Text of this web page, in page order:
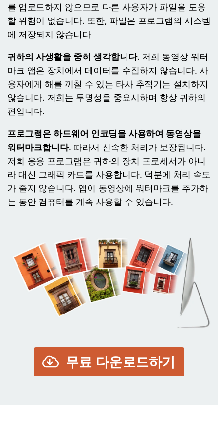
를 업로드하지 않으므로 다른 사용자가 파일을 도용
할 위험이 없습니다. 또한, 파일은 프로그램의 시스템
에 저장되지 않습니다.
귀하의 사생활을 중히 생각합니다. 저희 동영상 워터
마크 앱은 장치에서 데이터를 수집하지 않습니다. 사
용자에게 해를 끼칠 수 있는 타사 추적기는 설치하지
않습니다. 저희는 투명성을 중요시하며 항상 귀하의
편입니다.
프로그램은 하드웨어 인코딩을 사용하여 동영상을
워터마크합니다. 따라서 신속한 처리가 보장됩니다.
저희 응용 프로그램은 귀하의 장치 프로세서가 아니
라 대신 그래픽 카드를 사용합니다. 덕분에 처리 속도
가 줄지 않습니다. 앱이 동영상에 워터마크를 추가하
는 동안 컴퓨터를 계속 사용할 수 있습니다.
무료 다운로드하기